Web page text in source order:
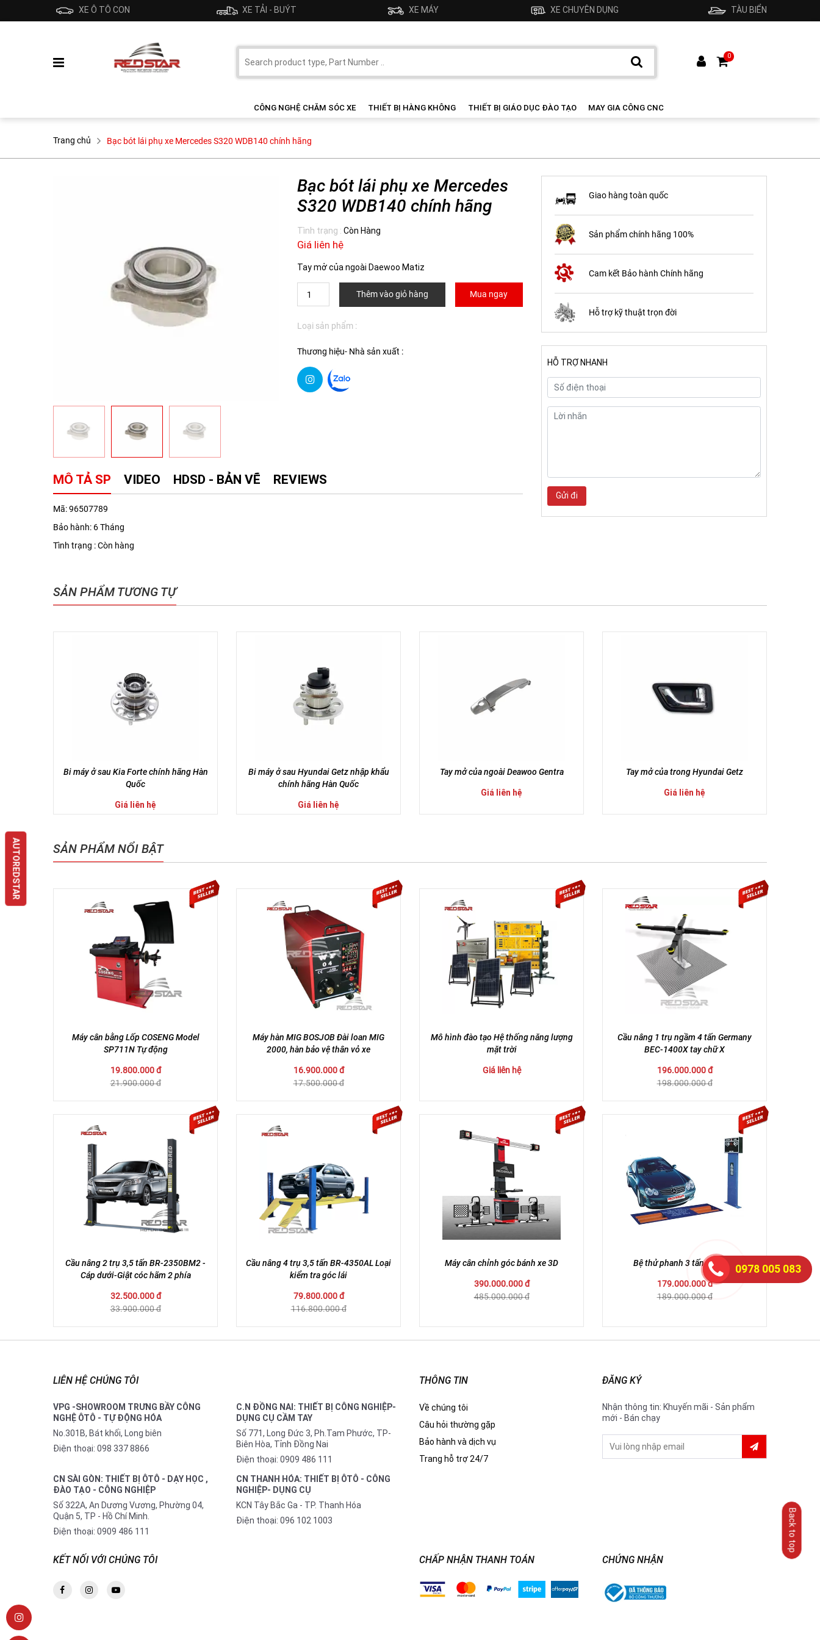
XE Ô TÔ CON XE TẢI - BUÝT XE MÁY XE CHUYÊN DỤNG TÀU BIỂN
0
CÔNG NGHỆ CHĂM SÓC XE THIẾT BỊ HÀNG KHÔNG THIẾT BỊ GIÁO DỤC ĐÀO TẠO MAY GIA CÔNG CNC
Trang chủ Bạc bót lái phụ xe Mercedes S320 WDB140 chính hãng
Bạc bót lái phụ xe Mercedes
S320 WDB140 chính hãng
Tình trạng : Còn Hàng
Giá liên hệ
Tay mở của ngoài Daewoo Matiz
Thêm vào giỏ hàng Mua ngay
Loại sản phẩm :
Thương hiệu- Nhà sản xuất :
MÔ TẢ SP VIDEO HDSD - BẢN VẼ REVIEWS
Mã: 96507789
Bảo hành: 6 Tháng
Tình trạng : Còn hàng
Giao hàng toàn quốc
Sản phẩm chính hãng 100%
Cam kết Bảo hành Chính hãng
Hỗ trợ kỹ thuật trọn đời
HỖ TRỢ NHANH
Gửi đi
SẢN PHẨM TƯƠNG TỰ
Bi máy ở sau Kia Forte chính hãng Hàn
Quốc
Giá liên hệ
Bi máy ở sau Hyundai Getz nhập khẩu
chính hãng Hàn Quốc
Giá liên hệ
Tay mở của ngoài Deawoo Gentra
Giá liên hệ
Tay mở của trong Hyundai Getz
Giá liên hệ
SẢN PHẨM NỔI BẬT
Máy cân bằng Lốp COSENG Model
SP711N Tự động
19.800.000 đ
21.900.000 đ
Máy hàn MIG BOSJOB Đài loan MIG
2000, hàn bảo vệ thân vỏ xe
16.900.000 đ
17.500.000 đ
Mô hình đào tạo Hệ thống năng lượng
mặt trời
Giá liên hệ
Cầu nâng 1 trụ ngầm 4 tấn Germany
BEC-1400X tay chữ X
196.000.000 đ
198.000.000 đ
Cầu nâng 2 trụ 3,5 tấn BR-2350BM2 -
Cáp dưới-Giật cóc hãm 2 phía
32.500.000 đ
33.900.000 đ
Cầu nâng 4 trụ 3,5 tấn BR-4350AL Loại
kiểm tra góc lái
79.800.000 đ
116.800.000 đ
Máy cân chỉnh góc bánh xe 3D
390.000.000 đ
485.000.000 đ
Bệ thử phanh 3 tấn Đài loan
179.000.000 đ
189.000.000 đ
LIÊN HỆ CHÚNG TÔI
VPG -SHOWROOM TRƯNG BẦY CÔNG
NGHỆ ÔTÔ - TỰ ĐỘNG HÓA
No.301B, Bát khối, Long biên
Điện thoại: 098 337 8866
C.N ĐỒNG NAI: THIẾT BỊ CÔNG NGHIỆP-
DỤNG CỤ CẦM TAY
Số 771, Long Đức 3, Ph.Tam Phước, TP-
Biên Hòa, Tỉnh Đồng Nai
Điện thoại: 0909 486 111
CN SÀI GÒN: THIẾT BỊ ÔTÔ - DẠY HỌC ,
ĐÀO TẠO - CÔNG NGHIỆP
Số 322A, An Dương Vương, Phường 04,
Quận 5, TP - Hồ Chí Minh.
Điện thoại: 0909 486 111
CN THANH HÓA: THIẾT BỊ ÔTÔ - CÔNG
NGHIỆP- DỤNG CỤ
KCN Tây Bắc Ga - TP. Thanh Hóa
Điện thoại: 096 102 1003
THÔNG TIN
Về chúng tôi
Câu hỏi thường gặp
Bảo hành và dịch vụ
Trang hỗ trợ 24/7
ĐĂNG KÝ
Nhận thông tin: Khuyến mãi - Sản phẩm
mới - Bán chạy
KẾT NỐI VỚI CHÚNG TÔI CHẤP NHẬN THANH TOÁN CHỨNG NHẬN
AUTOREDSTAR
0978 005 083
Back to top